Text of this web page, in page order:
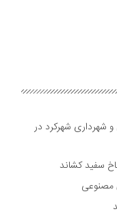
و شهرداری شهرکرد در
سفید کشاند
مصنوعی